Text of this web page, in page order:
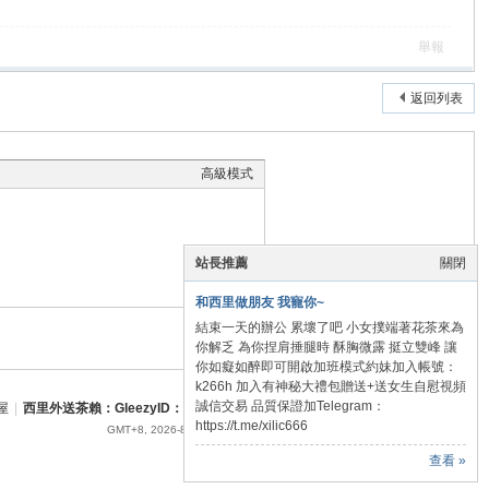
舉報
返回列表
高級模式
本版積分規則
關閉
站長推薦
和西里做朋友 我寵你~
結束一天的辦公 累壞了吧 小女撲端著花茶來為
你解乏 為你捏肩捶腿時 酥胸微露 挺立雙峰 讓
你如癡如醉即可開啟加班模式約妹加入帳號：
k266h 加入有神秘大禮包贈送+送女生自慰視頻
誠信交易 品質保證加Telegram：
https://t.me/xilic666
查看 »
西里外送茶賴：GleezyID：xilic666 Telegram：xilic666 西里賴：monesa74
GMT+8, 2026-8-8 17:22, Processed in 0.117077 second(s), 21 queries .